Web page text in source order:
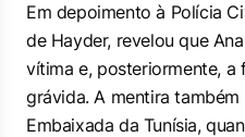
Em depoimento à Polícia
de Hayder, revelou que
vítima e, posteriormente, a
grávida. A mentira
Embaixada da Tunísia,